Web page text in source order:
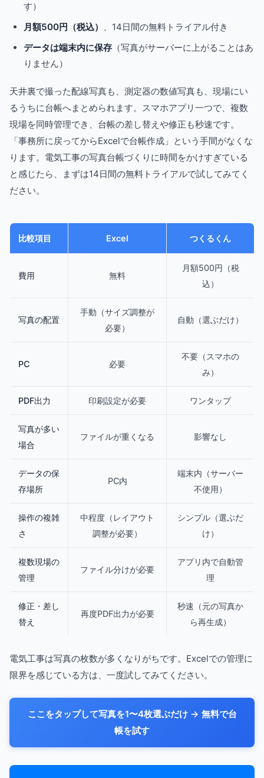
す）
月額500円（税込） 、14日間の無料トライアル付き
データは端末内に保存 （写真がサーバーに上がることはあ
りません）
天井裏で撮った配線写真も、測定器の数値写真も、現場にい
るうちに台帳へまとめられます。スマホアプリ一つで、複数
現場を同時管理でき、台帳の差し替えや修正も秒速です。
「事務所に戻ってからExcelで台帳作成」という手間がなくな
ります。電気工事の写真台帳づくりに時間をかけすぎている
と感じたら、まずは14日間の無料トライアルで試してみてく
ださい。
比較項目 Excel つくるくん
費用 無料
月額500円（税
込）
写真の配置
手動（サイズ調整が
必要）
自動（選ぶだけ）
PC 必要
不要（スマホの
み）
PDF出力 印刷設定が必要 ワンタップ
写真が多い
場合
ファイルが重くなる 影響なし
データの保
存場所
PC内
端末内（サーバー
不使用）
操作の複雑
さ
中程度（レイアウト
調整が必要）
シンプル（選ぶだ
け）
複数現場の
管理
ファイル分けが必要
アプリ内で自動管
理
修正・差し
替え
再度PDF出力が必要
秒速（元の写真か
ら再生成）
電気工事は写真の枚数が多くなりがちです。Excelでの管理に
限界を感じている方は、一度試してみてください。
ここをタップして写真を1〜4枚選ぶだけ → 無料で台
帳を試す